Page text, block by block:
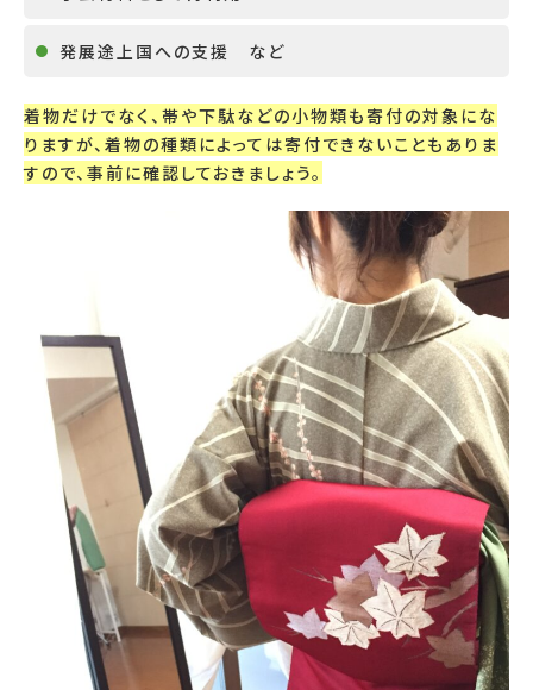
発展途上国への支援 など
着物だけでなく、帯や下駄などの小物類も寄付の対象にな
りますが、着物の種類によっては寄付できないこともありま
すので、事前に確認しておきましょう。